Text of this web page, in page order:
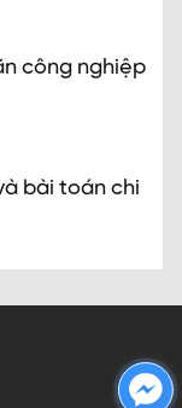
công nghiệp
bài toán chi